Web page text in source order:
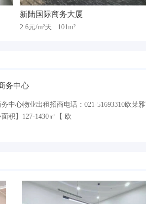
新陆国际商务大厦
2.6元/m²天 101m²
务中心
务中心物业出租招商电话：021-51693310欧莱
积】127-1430㎡【 欧